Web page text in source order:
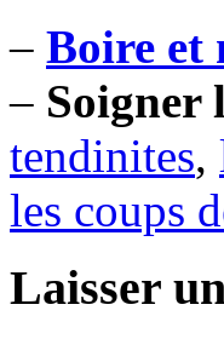
– Boire et
– Soigner
tendinites,
les coups
Laisser